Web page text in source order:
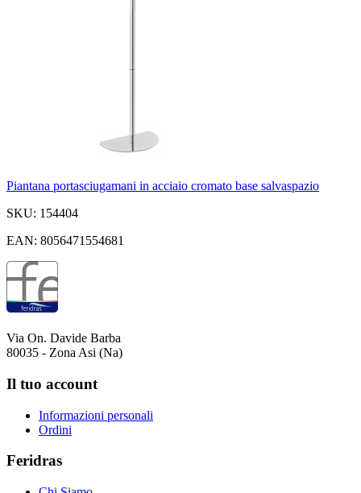
Piantana portasciugamani in acciaio cromato base salvaspazio
SKU: 154404
EAN: 8056471554681
Via On. Davide Barba
80035 - Zona Asi (Na)
Il tuo account
Informazioni personali
Ordini
Feridras